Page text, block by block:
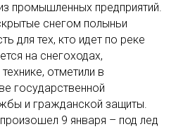
промышленных предприятий.
снегом полыньи
для тех, кто идет по реке
на снегоходах,
отметили в
государственной
и гражданской защиты.
9 января – под лед